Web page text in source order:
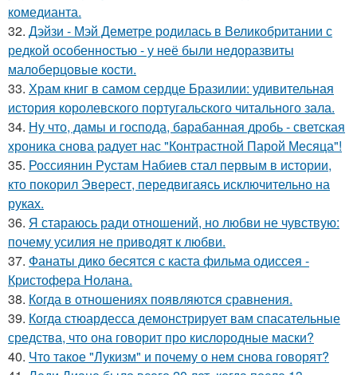
комедианта.
32. Дэйзи - Мэй Деметре родилась в Великобритании с
редкой особенностью - у неё были недоразвиты
малоберцовые кости.
33. Храм книг в самом сердце Бразилии: удивительная
история королевского португальского читального зала.
34. Ну что, дамы и господа, барабанная дробь - светская
хроника снова радует нас "Контрастной Парой Месяца"!
35. Россиянин Рустам Набиев стал первым в истории,
кто покорил Эверест, передвигаясь исключительно на
руках.
36. Я стараюсь ради отношений, но любви не чувствую:
почему усилия не приводят к любви.
37. Фанаты дико бесятся с каста фильма одиссея -
Кристофера Нолана.
38. Когда в отношениях появляются сравнения.
39. Когда стюардесса демонстрирует вам спасательные
средства, что она говорит про кислородные маски?
40. Что такое "Лукизм" и почему о нем снова говорят?